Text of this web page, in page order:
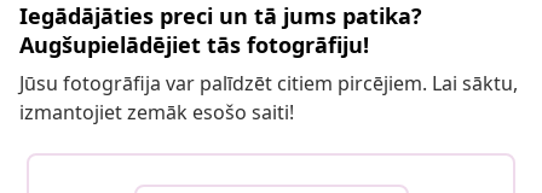
Iegādājāties preci un tā jums patika?
Augšupielādējiet tās fotogrāfiju!
Jūsu fotogrāfija var palīdzēt citiem pircējiem. Lai sāktu,
izmantojiet zemāk esošo saiti!